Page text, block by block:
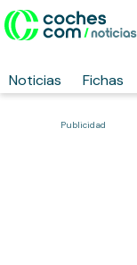
Noticias Fichas
Publicidad